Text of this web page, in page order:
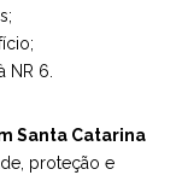
NR 6.
Santa Catarina
proteção e